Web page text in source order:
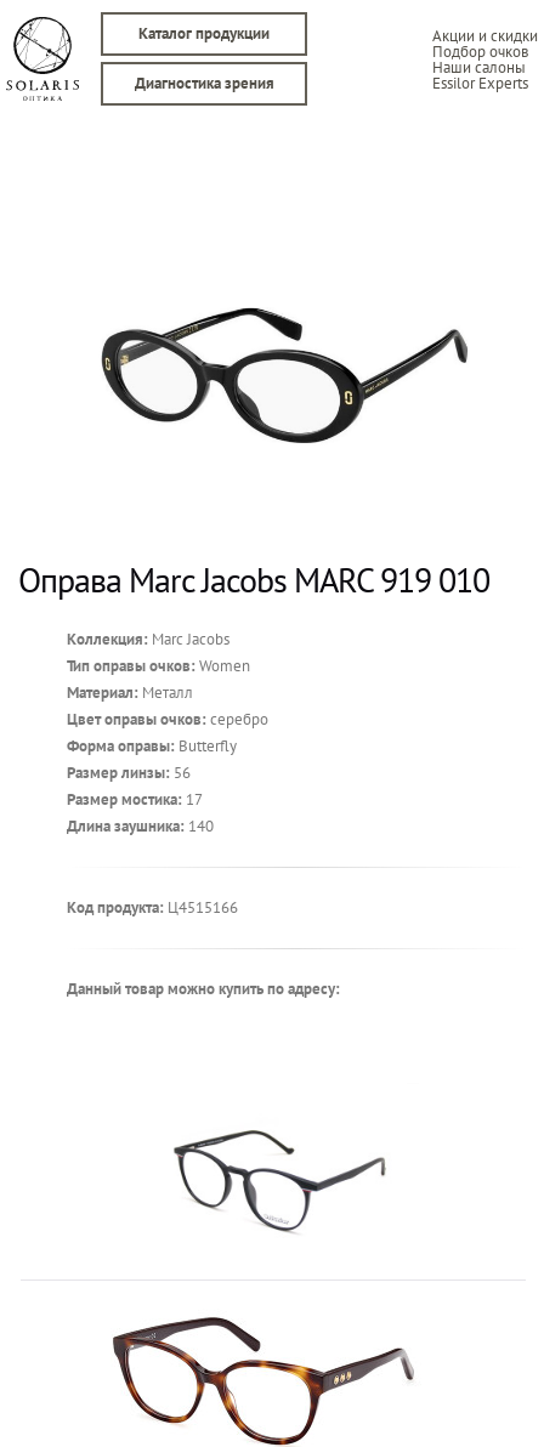
Каталог продукции Акции и скидки
Подбор очков
Наши салоны
Essilor Experts
Диагностика зрения
Оправа Marc Jacobs MARC 919 010
Коллекция: Marc Jacobs
Тип оправы очков: Women
Материал: Металл
Цвет оправы очков: серебро
Форма оправы: Butterfly
Размер линзы: 56
Размер мостика: 17
Длина заушника: 140
Код продукта: Ц4515166
Данный товар можно купить по адресу: